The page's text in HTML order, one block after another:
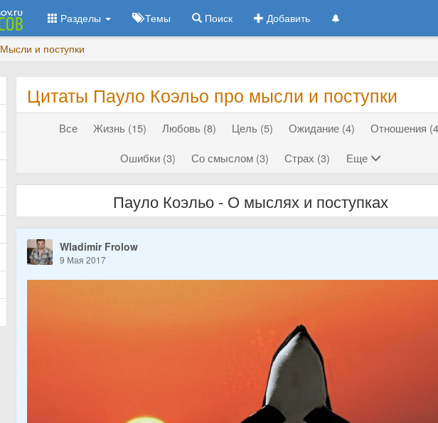
Разделы Темы Поиск Добавить
Мысли и поступки
Цитаты Пауло Коэльо про мысли и поступки
Все Жизнь (15) Любовь (8) Цель (5) Ожидание (4)
Отношения
Ошибки (3)
Со смыслом (3) Страх (3) Еще
Пауло Коэльо - О мыслях и поступках
Wladimir Frolow
9 Мая 2017